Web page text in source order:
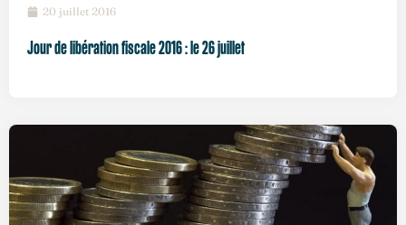
20 juillet 2016
Jour de libération fiscale 2016 : le 26 juillet